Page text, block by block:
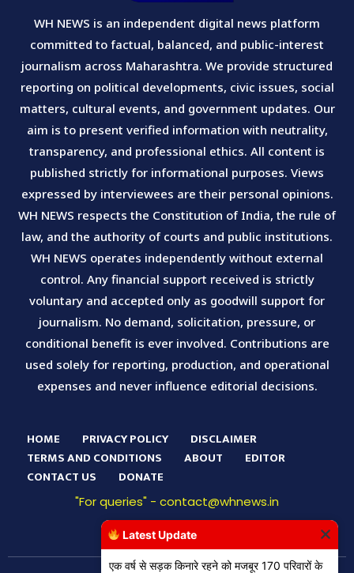
WH NEWS is an independent digital news platform
committed to factual, balanced, and public-interest
journalism across Maharashtra. We provide structured
reporting on political developments, civic issues, social
matters, cultural events, and government updates. Our
aim is to present verified information with neutrality,
transparency, and professional ethics. All content is
published strictly for informational purposes. Views
expressed by interviewees are their personal opinions.
WH NEWS respects the Constitution of India, the rule of
law, and the authority of courts and public institutions.
WH NEWS operates independently without external
control. Any financial support received is strictly
voluntary and accepted only as goodwill support for
journalism. No demand, solicitation, pressure, or
conditional benefit is ever involved. Contributions are
used solely for reporting, production, and operational
expenses and never influence editorial decisions.
HOME PRIVACY POLICY
DISCLAIMER
TERMS AND CONDITIONS
ABOUT
EDITOR
CONTACT US
DONATE
"For queries" - contact@whnews.in
Latest Update
एक वर्ष से सड़क किनारे रहने को मजबूर 170 परिवारों के